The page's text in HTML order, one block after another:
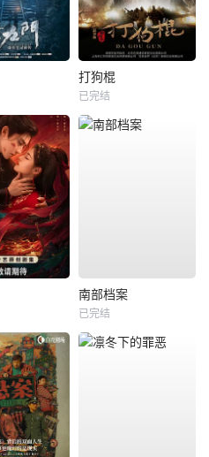
打狗棍
已完结
南部档案
已完结